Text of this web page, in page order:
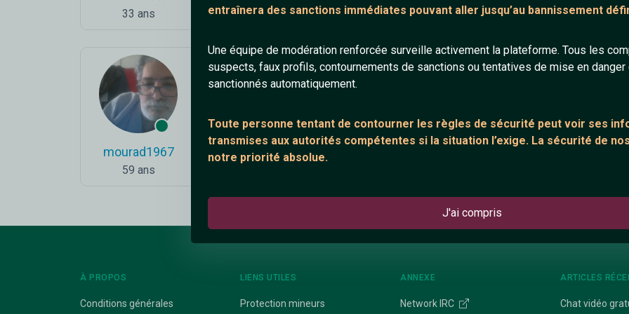
entraînera des sanctions immédiates pouvant aller jusqu’au bannissement
Une équipe de modération renforcée surveille activement la plateforme. Tous les
suspects, faux profils, contournements de sanctions ou tentatives de mise en danger
sanctionnés automatiquement.
Toute personne tentant de contourner les règles de sécurité peut voir ses
transmises aux autorités compétentes si la situation l’exige. La sécurité de
notre priorité absolue.
J'ai compris
33 ans 50 ans 49 ans 42 ans
mourad1967
59 ans
Kissmeidiot
À PROPOS
Conditions générales
LIENS UTILES
Protection mineurs
ANNEXE
Network IRC
ARTICLES
Chat vidéo